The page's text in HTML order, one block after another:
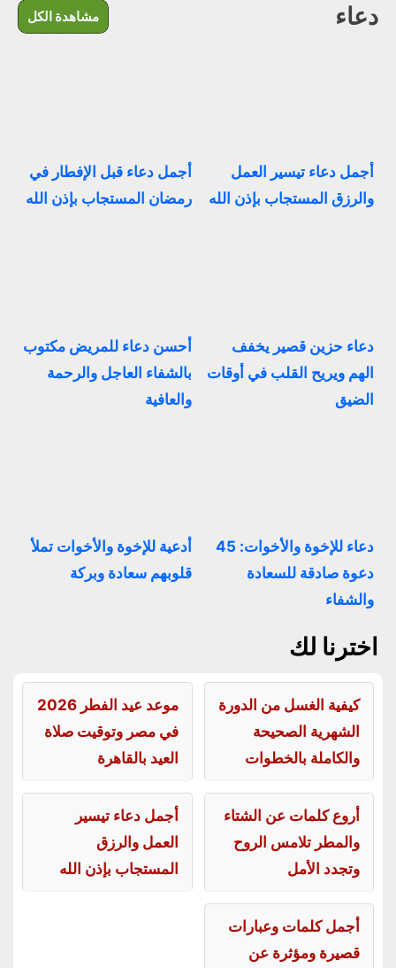
دعاء مشاهدة الكل
أجمل دعاء تيسير العمل
والرزق المستجاب بإذن الله
أجمل دعاء قبل الإفطار في
رمضان المستجاب بإذن الله
دعاء حزين قصير يخفف
الهم ويريح القلب في أوقات
الضيق
أحسن دعاء للمريض مكتوب
بالشفاء العاجل والرحمة
والعافية
دعاء للإخوة والأخوات: 45
دعوة صادقة للسعادة
والشفاء
أدعية للإخوة والأخوات تملأ
قلوبهم سعادة وبركة
اخترنا لك
كيفية الغسل من الدورة
الشهرية الصحيحة
والكاملة بالخطوات
موعد عيد الفطر 2026
في مصر وتوقيت صلاة
العيد بالقاهرة
أروع كلمات عن الشتاء
والمطر تلامس الروح
وتجدد الأمل
أجمل دعاء تيسير
العمل والرزق
المستجاب بإذن الله
أجمل كلمات وعبارات
قصيرة ومؤثرة عن